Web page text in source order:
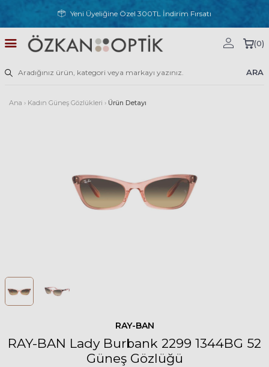
Yeni Üyeliğine Özel 300TL İndirim Fırsatı
ARA
(0)
Ana › Kadın Güneş Gözlükleri › Ürün Detayı
RAY-BAN
RAY-BAN Lady Burbank 2299 1344BG 52
Güneş Gözlüğü